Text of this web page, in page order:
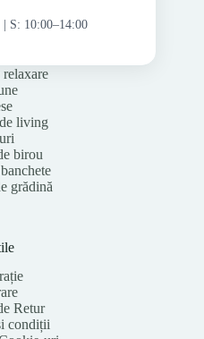
S: 10:00–14:00
living
birou
grădină
Retur
condiții